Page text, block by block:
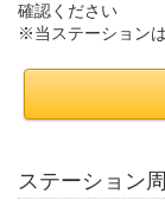
確認ください
※当ステーション
ステーション